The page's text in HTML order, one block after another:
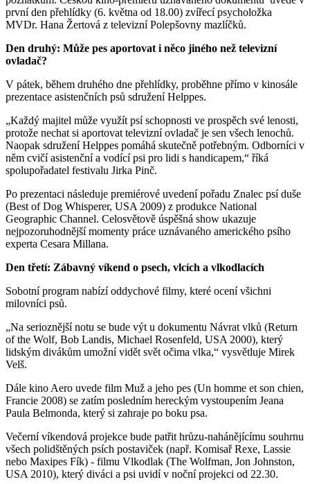
první den přehlídky (6. května od 18.00) zvířecí psycholožka
MVDr. Hana Žertová z televizní Polepšovny mazlíčků.
Den druhý: Může pes aportovat i něco jiného než televizní
ovladač?
V pátek, během druhého dne přehlídky, proběhne přímo v kinosále
prezentace asistenčních psů sdružení Helppes.
„Každý majitel může využít psí schopnosti ve prospěch své lenosti,
protože nechat si aportovat televizní ovladač je sen všech lenochů.
Naopak sdružení Helppes pomáhá skutečně potřebným. Odborníci v
něm cvičí asistenční a vodící psi pro lidi s handicapem,“ říká
spolupořadatel festivalu Jirka Pinč.
Po prezentaci následuje premiérové uvedení pořadu Znalec psí duše
(Best of Dog Whisperer, USA 2009) z produkce National
Geographic Channel. Celosvětově úspěšná show ukazuje
nejpozoruhodnější momenty práce uznávaného amerického psího
experta Cesara Millana.
Den třetí: Zábavný víkend o psech, vlcích a vlkodlacích
Sobotní program nabízí oddychové filmy, které ocení všichni
milovníci psů.
„Na serioznější notu se bude výt u dokumentu Návrat vlků (Return
of the Wolf, Bob Landis, Michael Rosenfeld, USA 2000), který
lidským divákům umožní vidět svět očima vlka,“ vysvětluje Mirek
Velš.
Dále kino Aero uvede film Muž a jeho pes (Un homme et son chien,
Francie 2008) se zatím posledním hereckým vystoupením Jeana
Paula Belmonda, který si zahraje po boku psa.
Večerní víkendová projekce bude patřit hrůzu-nahánějícímu souhrnu
všech polidštěných psích postaviček (např. Komisař Rexe, Lassie
nebo Maxipes Fík) - filmu Vlkodlak (The Wolfman, Jon Johnston,
USA 2010), který diváci a psi uvidí v noční projekci od 22.30.